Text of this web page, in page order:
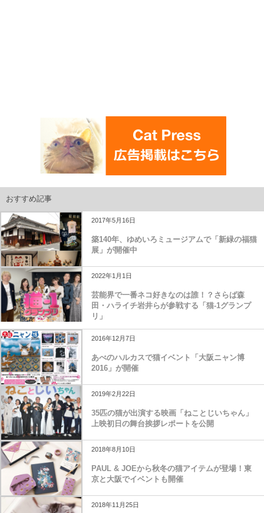
おすすめ記事
2017年5月16日
築140年、ゆめいろミュージアムで「新緑の福猫
展」が開催中
2022年1月1日
芸能界で一番ネコ好きなのは誰！？さらば森
田・ハライチ岩井らが参戦する「猫-1グランプ
リ」
2016年12月7日
あべのハルカスで猫イベント「大阪ニャン博
2016」が開催
2019年2月22日
35匹の猫が出演する映画「ねことじいちゃん」
上映初日の舞台挨拶レポートを公開
2018年8月10日
PAUL & JOEから秋冬の猫アイテムが登場！東
京と大阪でイベントも開催
2018年11月25日